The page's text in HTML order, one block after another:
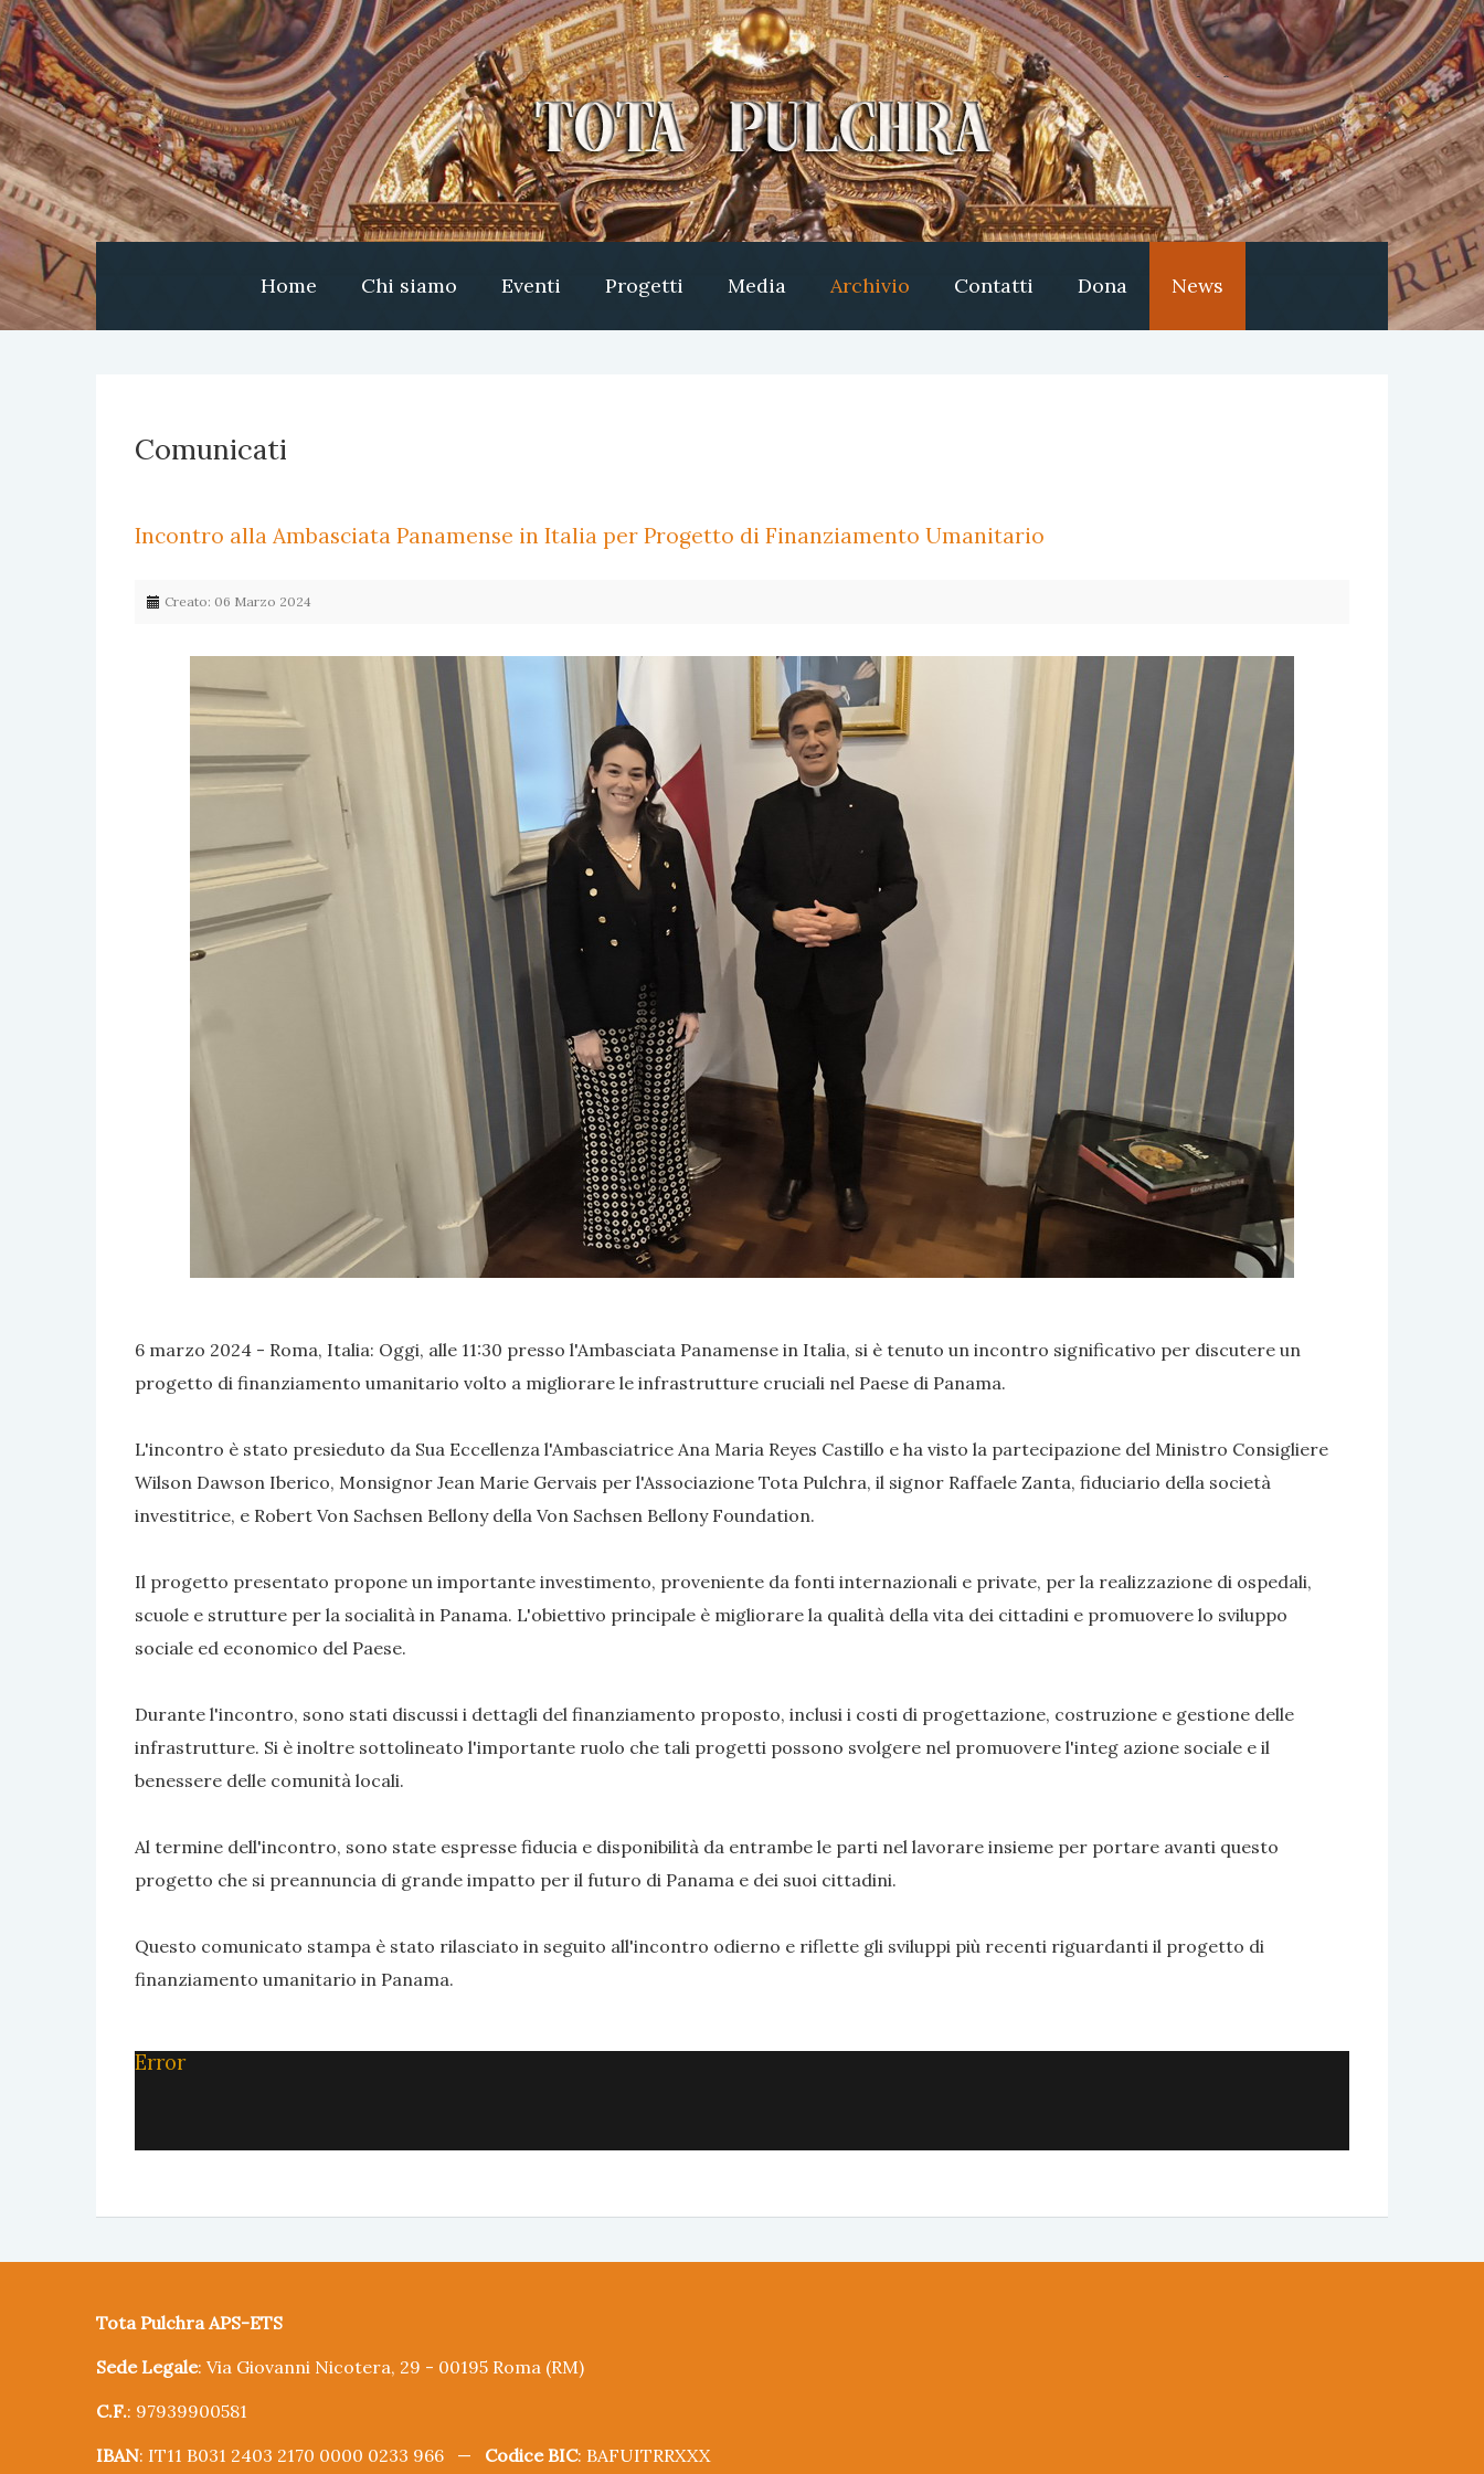
Home Chi siamo Eventi Progetti Media Archivio Contatti Dona News
Comunicati
Incontro alla Ambasciata Panamense in Italia per Progetto di Finanziamento Umanitario
Creato: 06 Marzo 2024
6 marzo 2024 - Roma, Italia: Oggi, alle 11:30 presso l'Ambasciata Panamense in Italia, si è tenuto un incontro significativo per discutere un
progetto di finanziamento umanitario volto a migliorare le infrastrutture cruciali nel Paese di Panama.​
L'incontro è stato presieduto da Sua Eccellenza l'Ambasciatrice Ana Maria Reyes Castillo e ha visto la partecipazione del Ministro Consigliere
Wilson Dawson Iberico, Monsignor Jean Marie Gervais per l'Associazione Tota Pulchra, il signor Raffaele Zanta, fiduciario della società
investitrice, e Robert Von Sachsen Bellony della Von Sachsen Bellony Foundation.​
Il progetto presentato propone un importante investimento, proveniente da fonti internazionali e private, per la realizzazione di ospedali,
scuole e strutture per la socialità in Panama.​ L'obiettivo principale è migliorare la qualità della vita dei cittadini e promuovere lo sviluppo
sociale ed economico del Paese.​
Durante l'incontro, sono stati discussi i dettagli del finanziamento proposto, inclusi i costi di progettazione, costruzione e gestione delle
infrastrutture. Si è inoltre sottolineato l'importante ruolo che tali progetti possono svolgere nel promuovere l'integ azione sociale e il
benessere delle comunità locali.​
Al termine dell'incontro, sono state espresse fiducia e disponibilità da entrambe le parti nel lavorare insieme per portare avanti questo
progetto che si preannuncia di grande impatto per il futuro di Panama e dei suoi cittadini.​
Questo comunicato stampa è stato rilasciato in seguito all'incontro odierno e riflette gli sviluppi più recenti riguardanti il progetto di
finanziamento umanitario in Panama.
Error
Tota Pulchra APS-ETS
Sede Legale: Via Giovanni Nicotera, 29 - 00195 Roma (RM)
C.F.: 97939900581
IBAN: IT11 B031 2403 2170 0000 0233 966 — Codice BIC: BAFUITRRXXX